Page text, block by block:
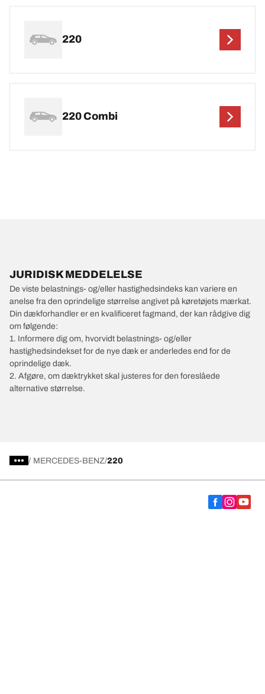
220
220 Combi
JURIDISK MEDDELELSE
De viste belastnings- og/eller hastighedsindeks kan variere en
anelse fra den oprindelige størrelse angivet på køretøjets mærkat.
Din dækforhandler er en kvalificeret fagmand, der kan rådgive dig
om følgende:
1. Informere dig om, hvorvidt belastnings- og/eller
hastighedsindekset for de nye dæk er anderledes end for de
oprindelige dæk.
2. Afgøre, om dæktrykket skal justeres for den foreslåede
alternative størrelse.
/ MERCEDES-BENZ 220